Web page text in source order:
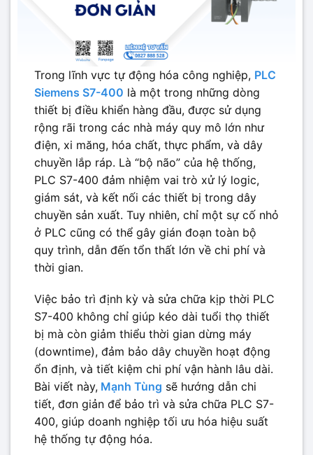
Trong lĩnh vực tự động hóa công nghiệp, PLC
Siemens S7-400 là một trong những dòng
thiết bị điều khiển hàng đầu, được sử dụng
rộng rãi trong các nhà máy quy mô lớn như
điện, xi măng, hóa chất, thực phẩm, và dây
chuyền lắp ráp. Là “bộ não” của hệ thống,
PLC S7-400 đảm nhiệm vai trò xử lý logic,
giám sát, và kết nối các thiết bị trong dây
chuyền sản xuất. Tuy nhiên, chỉ một sự cố nhỏ
ở PLC cũng có thể gây gián đoạn toàn bộ
quy trình, dẫn đến tổn thất lớn về chi phí và
thời gian.
Việc bảo trì định kỳ và sửa chữa kịp thời PLC
S7-400 không chỉ giúp kéo dài tuổi thọ thiết
bị mà còn giảm thiểu thời gian dừng máy
(downtime), đảm bảo dây chuyền hoạt động
ổn định, và tiết kiệm chi phí vận hành lâu dài.
Bài viết này, Mạnh Tùng sẽ hướng dẫn chi
tiết, đơn giản để bảo trì và sửa chữa PLC S7-
400, giúp doanh nghiệp tối ưu hóa hiệu suất
hệ thống tự động hóa.